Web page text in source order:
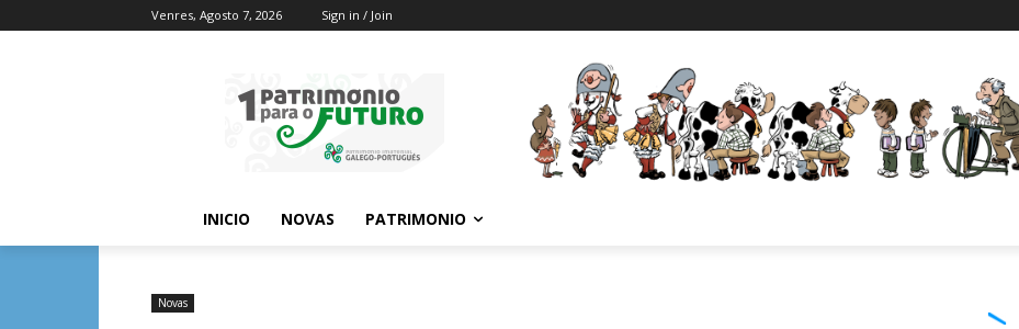
Venres, Agosto 7, 2026 Sign in / Join
INICIO NOVAS PATRIMONIO
Novas